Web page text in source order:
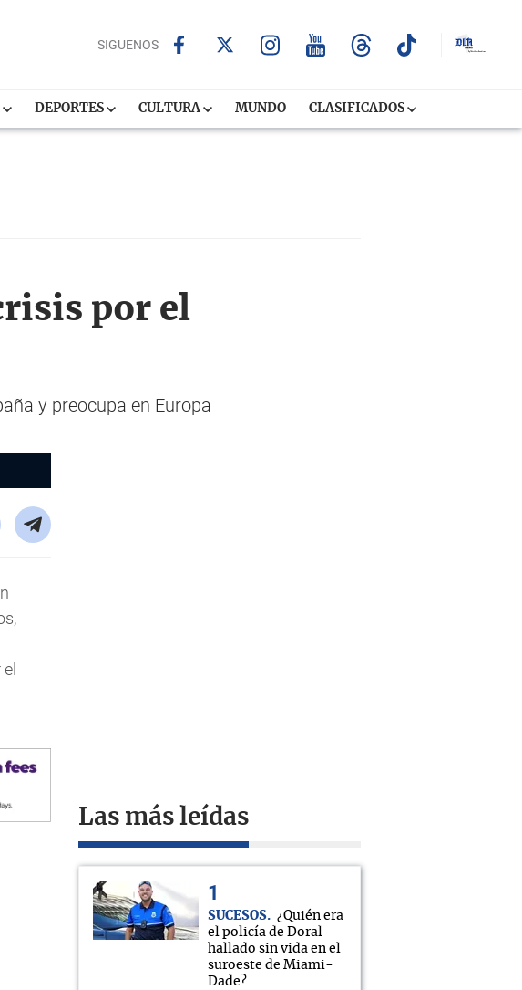
SIGUENOS
DEPORTES CULTURA MUNDO CLASIFICADOS
por el
y preocupa en Europa
Las más leídas
SUCESOS
¿Quién era
el policía de Doral
hallado sin vida en el
suroeste de Miami-
Dade?